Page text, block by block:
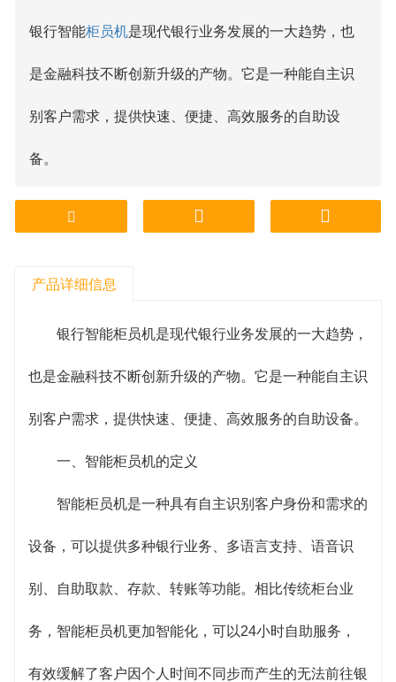
银行智能柜员机是现代银行业务发展的一大趋势，也
是金融科技不断创新升级的产物。它是一种能自主识
别客户需求，提供快速、便捷、高效服务的自助设
备。
智能柜员机是一种具有自主识别客户身份和需求的设
别、自助取款、存款、转账等功能。相比传统柜台业
务，智能柜员机更加智能化，可以24小时自助服务，
有效缓解了客户因个人时间不同步而产生的无法前往
银行办理业务的烦恼。
产品详细信息
银行智能柜员机是现代银行业务发展的一大趋势，
也是金融科技不断创新升级的产物。它是一种能自主识
别客户需求，提供快速、便捷、高效服务的自助设备。
一、智能柜员机的定义
智能柜员机是一种具有自主识别客户身份和需求的
设备，可以提供多种银行业务、多语言支持、语音识
别、自助取款、存款、转账等功能。相比传统柜台业
务，智能柜员机更加智能化，可以24小时自助服务，
有效缓解了客户因个人时间不同步而产生的无法前往银